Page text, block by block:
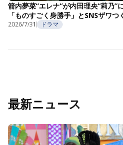
箭内夢菜“エレナ”が内田理央“莉乃”
「ものすごく身勝手」とSNSザワ
2026/7/31 ドラマ
最新ニュース